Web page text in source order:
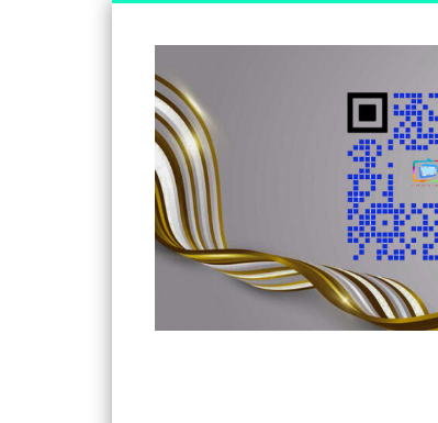
Somos un medio de información independiente,